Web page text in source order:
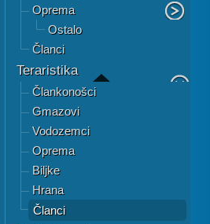
Oprema
Ostalo
Članci
Teraristika
Člankonošci
Gmazovi
Vodozemci
Oprema
Biljke
Hrana
Članci